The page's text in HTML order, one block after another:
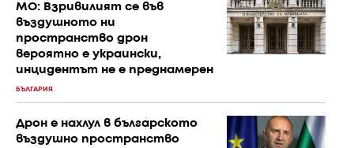
МО: Взривилият се във
въздушното ни
пространство дрон
вероятно е украински,
инцидентът не е преднамерен
БЪЛГАРИЯ
Дрон е нахлул в българското
въздушно пространство